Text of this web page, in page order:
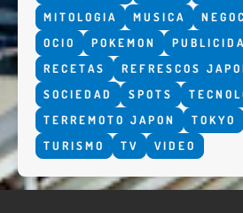
MITOLOGIA
MUSICA
OCIO
POKEMON
RECETAS
REFRESCOS
SOCIEDAD
SPOTS
TERREMOTO JAPON
TOKYO
TURISMO
TV VIDEO